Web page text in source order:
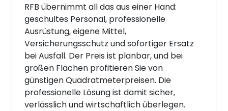
RFB übernimmt all das aus einer Hand:
geschultes Personal, professionelle
Ausrüstung, eigene Mittel,
Versicherungsschutz und sofortiger Ersatz
bei Ausfall. Der Preis ist planbar, und bei
großen Flächen profitieren Sie von
günstigen Quadratmeterpreisen. Die
professionelle Lösung ist damit sicher,
verlässlich und wirtschaftlich überlegen.